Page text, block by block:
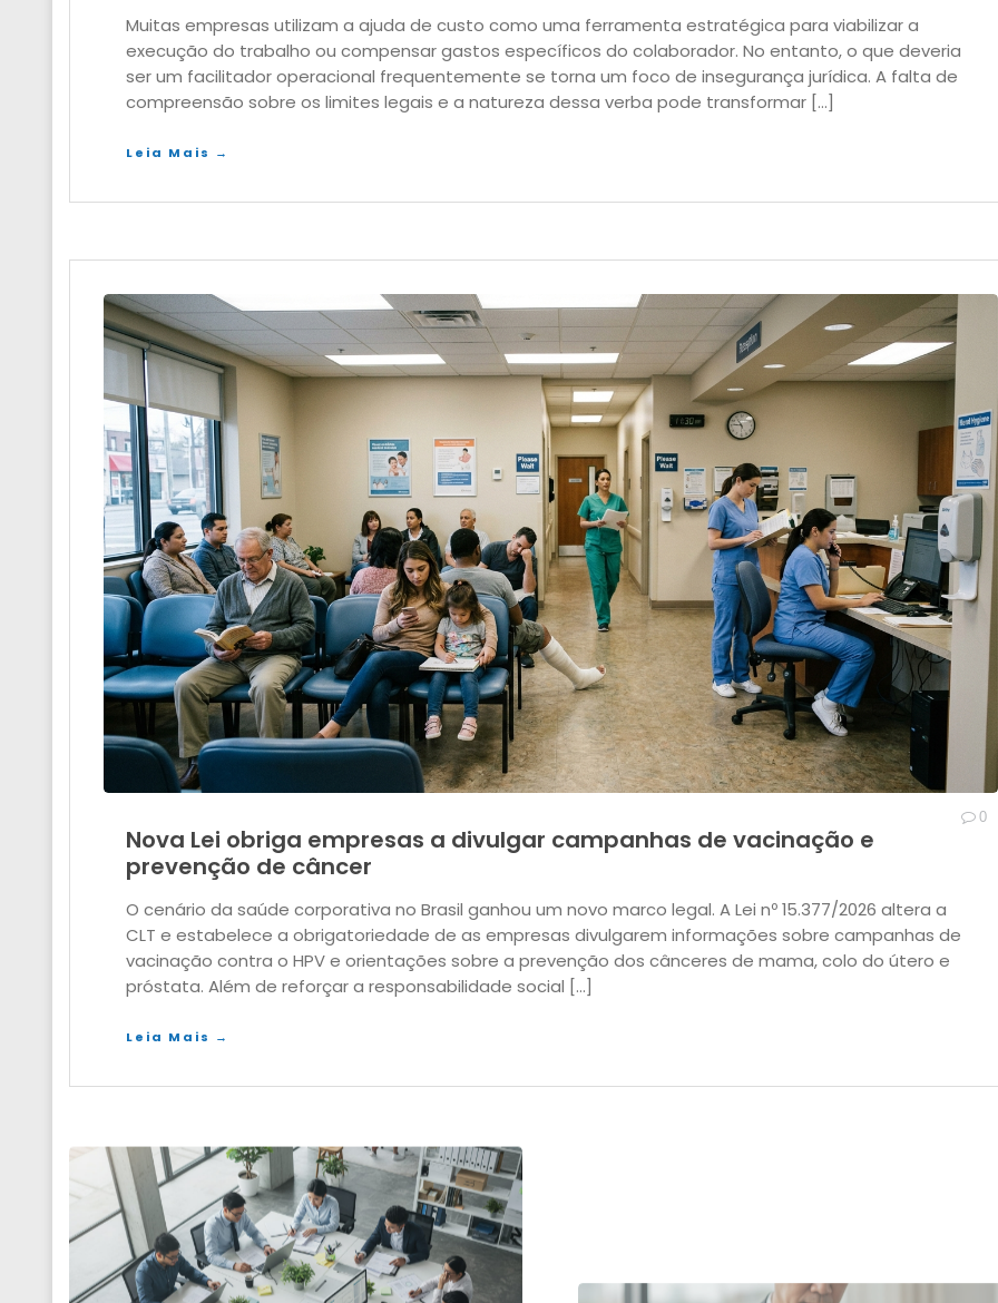
Muitas empresas utilizam a ajuda de custo como uma ferramenta estratégica para viabilizar a
execução do trabalho ou compensar gastos específicos do colaborador. No entanto, o que deveria
ser um facilitador operacional frequentemente se torna um foco de insegurança jurídica. A falta de
compreensão sobre os limites legais e a natureza dessa verba pode transformar […]
Leia Mais →
Nova Lei obriga empresas a divulgar campanhas de vacinação e
prevenção de câncer
0
O cenário da saúde corporativa no Brasil ganhou um novo marco legal. A Lei nº 15.377/2026 altera a
CLT e estabelece a obrigatoriedade de as empresas divulgarem informações sobre campanhas de
vacinação contra o HPV e orientações sobre a prevenção dos cânceres de mama, colo do útero e
próstata. Além de reforçar a responsabilidade social […]
Leia Mais →